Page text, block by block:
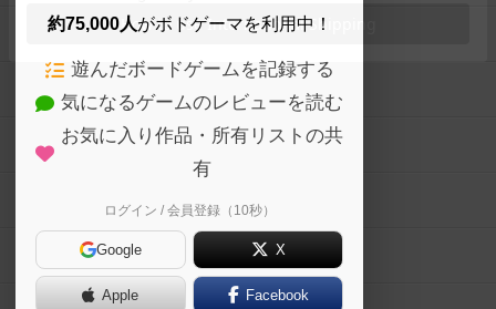
約75,000人がボドゲーマを利用中！
遊んだボードゲームを記録する
気になるゲームのレビューを読む
お気に入り作品・所有リストの共
有
ログイン / 会員登録（10秒）
Google X
Apple Facebook
ボードゲームの新着レビュー
ボードゲーム会情報
メカニクス特集
掲示板・トピックス
ボドとも・会員一覧